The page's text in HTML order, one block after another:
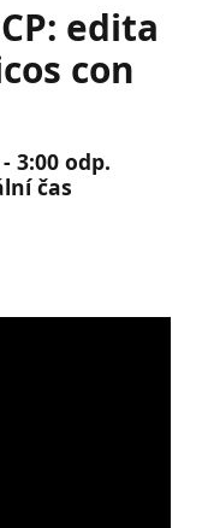
edita
con
3:00 odp.
čas